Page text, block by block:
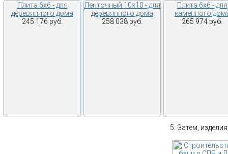
Плита 6х6 - для
деревянного дома
245 176 руб.
Ленточный 10х10 - для
деревянного дома
258 038 руб.
Плита 6х6 - для
каменного
265 974 руб.
Затем,